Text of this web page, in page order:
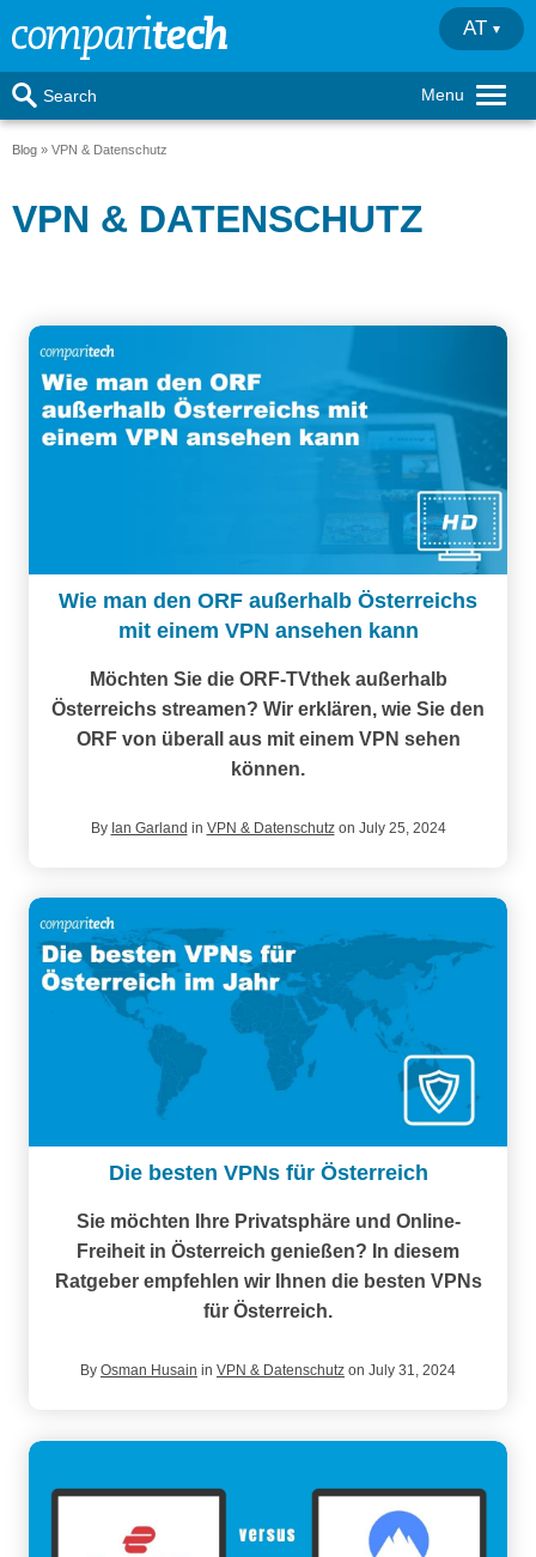
Menu
Search
AT
Blog VPN & Datenschutz
VPN & DATENSCHUTZ
Wie man den ORF außerhalb Österreichs
mit einem VPN ansehen kann
Möchten Sie die ORF-TVthek außerhalb
Österreichs streamen? Wir erklären, wie Sie den
ORF von überall aus mit einem VPN sehen
können.
By Ian Garland in VPN & Datenschutzon July 25, 2024
Die besten VPNs für Österreich
Sie möchten Ihre Privatsphäre und Online-
Freiheit in Österreich genießen? In diesem
Ratgeber empfehlen wir Ihnen die besten VPNs
für Österreich.
By Osman Husain in VPN & Datenschutz on July 31, 2024